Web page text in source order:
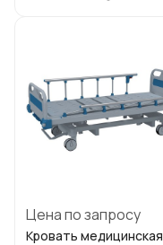
Цена по запросу
Кровать медицинская